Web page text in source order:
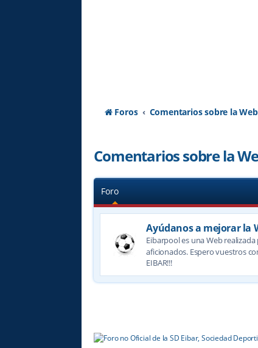
Foros Comentarios sobre la Web
Comentarios sobre la
Foro
Ayúdanos a mejorar la
Eibarpool es una Web
aficionados. Espero vuestros
EIBAR!!!